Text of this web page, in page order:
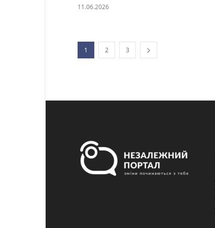
11.06.2026
1 2 3